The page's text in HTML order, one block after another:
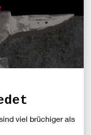
viel brüchiger als